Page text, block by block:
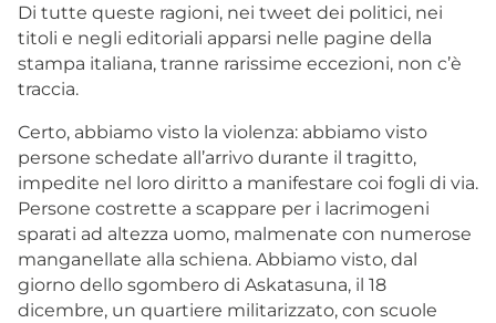
Di tutte queste ragioni, nei tweet dei politici, nei
titoli e negli editoriali apparsi nelle pagine della
stampa italiana, tranne rarissime eccezioni, non c’è
traccia.
Certo, abbiamo visto la violenza: abbiamo visto
persone schedate all’arrivo durante il tragitto,
impedite nel loro diritto a manifestare coi fogli di via.
Persone costrette a scappare per i lacrimogeni
sparati ad altezza uomo, malmenate con numerose
manganellate alla schiena. Abbiamo visto, dal
giorno dello sgombero di Askatasuna, il 18
dicembre, un quartiere militarizzato, con scuole